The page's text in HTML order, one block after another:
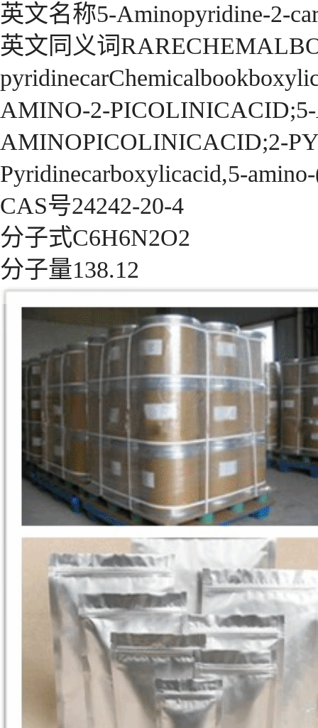
英文名称5-Aminopyridine-2-
英文同义词
AMINO-2-
AMINOPICOLINICACID;2-
Pyridinecarboxylicacid,5-
CAS号24242-20-4
分子式C6H6N2O2
分子量138.12